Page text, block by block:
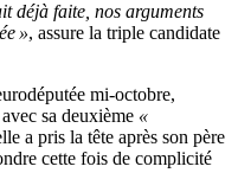
déjà faite, nos arguments
», assure la triple candidate
mi-octobre,
sa deuxième «
a pris la tête après son père
cette fois de complicité